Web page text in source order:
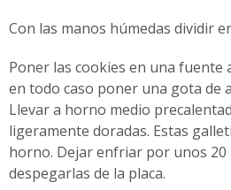
Con las manos húmedas dividir
Poner las cookies en una
en todo caso poner una gota de
Llevar a horno medio
ligeramente doradas. Estas
horno. Dejar enfriar por unos
despegarlas de la placa.